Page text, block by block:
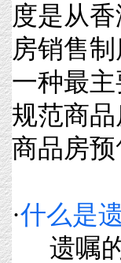
度是从
房销售
一种最
规范商
商品房
·什么是
遗嘱的